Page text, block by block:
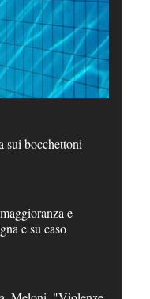
sui bocchettoni
e
e su caso